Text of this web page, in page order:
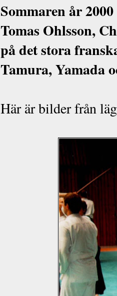
Sommaren år
Tomas Ohlsson,
på det stora
Tamura, Yamada
Här är bilder från